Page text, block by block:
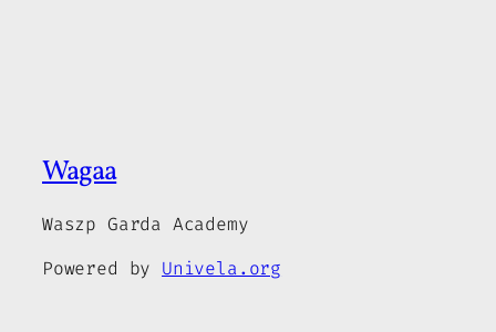
Wagaa
Waszp Garda Academy
Powered by Univela.org